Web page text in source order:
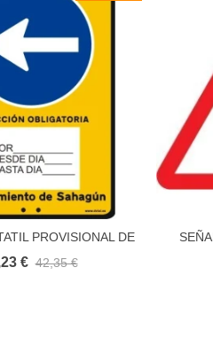
Añadir al carrito
PROVISIONAL DE
PERSONALIZADA
€ 42,35 €